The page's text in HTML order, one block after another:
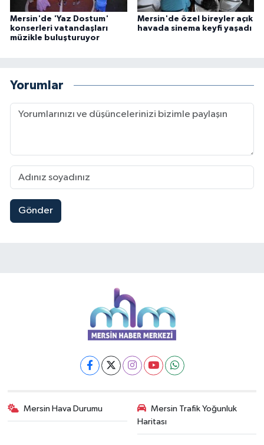
Mersin'de 'Yaz Dostum'
konserleri vatandaşları
müzikle buluşturuyor
Mersin'de özel bireyler açık
havada sinema keyfi yaşadı
Yorumlar
Gönder
Mersin Hava Durumu
Mersin Trafik Yoğunluk
Haritası